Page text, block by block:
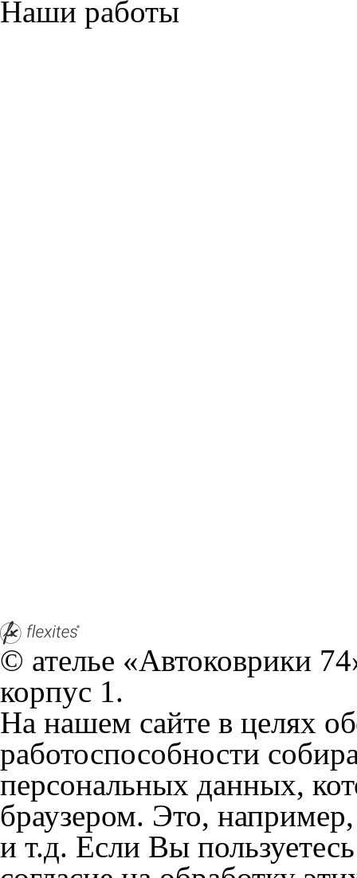
Наши работы
На нашем сайте в целях
работоспособности
персональных данных,
браузером. Это,
и т.д. Если Вы
согласие на обработку
Положении по обработке
+7 (351) 277 91 67